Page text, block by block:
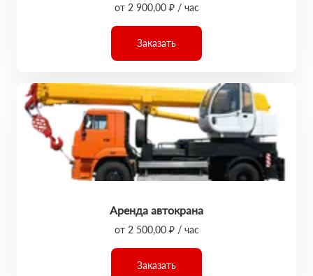
от 2 900,00 ₽ / час
Заказать
Аренда автокрана
от 2 500,00 ₽ / час
Заказать